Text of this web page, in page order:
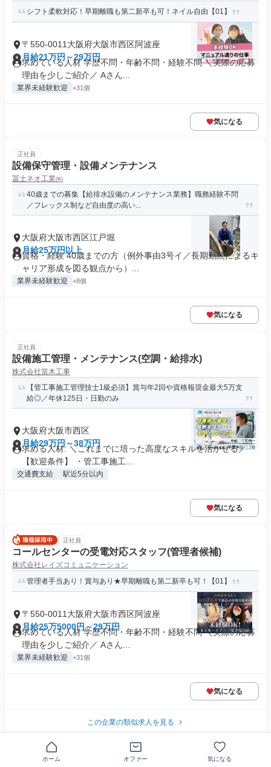
シフト柔軟対応！早期離職も第二新卒も可！ネイル自由【01】
〒550-0011大阪府大阪市西区阿波座
月給21万円～29万円
求めている人材 学歴不問・年齢不問・経験不問 ＼実際の応募
理由を少しご紹介／ Aさん...
業界未経験歓迎 +31個
気になる
正社員
設備保守管理・設備メンテナンス
冨士ネオ工業㈱
40歳までの募集【給排水設備のメンテナンス業務】職務経験不問
／フレックス制など自由度の高い...
大阪府大阪市西区江戸堀
月給25万円以上
資格・経験 40歳までの方（例外事由3号イ／長期勤続によるキ
ャリア形成を図る観点から）...
業界未経験歓迎 +8個
気になる
正社員
設備施工管理・メンテナンス(空調・給排水)
株式会社當木工事
【管工事施工管理技士1級必須】賞与年2回や資格報奨金最大5万支
給◎／年休125日・日勤のみ
大阪府大阪市西区
月給29万円～38万円
求める人材: ＼これまでに培った高度なスキルを活かせる／
【歓迎条件】 ・管工事施工...
交通費支給 駅近5分以内
気になる
正社員
コールセンターの受電対応スタッフ(管理者候補)
株式会社レイズコミュニケーション
管理者手当あり！賞与あり★早期離職も第二新卒も可！【01】
〒550-0011大阪府大阪市西区阿波座
月給25万5000円～29万円
求めている人材 学歴不問・年齢不問・経験不問 ＼実際の応募
理由を少しご紹介／ Aさん...
業界未経験歓迎 +31個
気になる
この企業の類似求人を見る
訪問入浴の介護職員(運転なし)
ホーム オファー 気になる